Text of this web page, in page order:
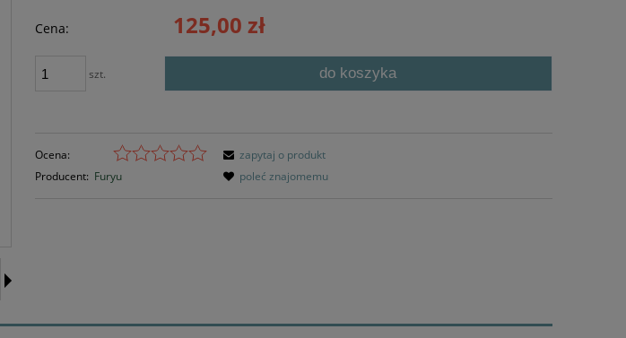
Cena nie zawiera ewentualnych kosztów
płatności
Cena: 125,00 zł
szt. do koszyka
Ocena:
Producent: Furyu
zapytaj o produkt
poleć znajomemu